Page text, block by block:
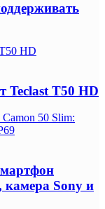
HD
Teclast T50 HD
50 Slim:
Sony и